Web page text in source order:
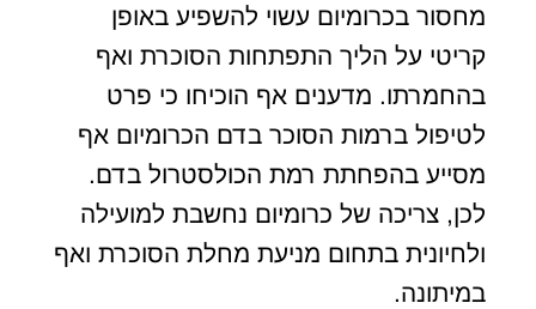
מחסור בכרומיום עשוי להשפיע באופן
קריטי על הליך התפתחות הסוכרת ואף
בהחמרתו. מדענים אף הוכיחו כי פרט
לטיפול ברמות הסוכר בדם הכרומיום אף
מסייע בהפחתת רמת הכולסטרול בדם.
לכן, צריכה של כרומיום נחשבת למועילה
ולחיונית בתחום מניעת מחלת הסוכרת ואף
במיתונה.